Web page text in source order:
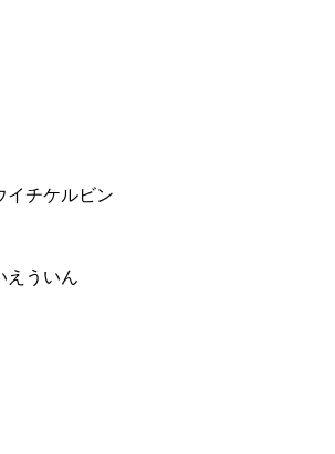
イチケルビン
えういん